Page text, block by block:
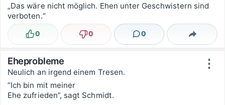
„Das wäre nicht möglich. Ehen unter Geschwistern sind
verboten.“
Lustig
0 Nicht lustig
0 0
Kommentare Teilen
⋮
Eheprobleme
Neulich an irgend einem Tresen.
“Ich bin mit meiner
Ehe zufrieden”, sagt Schmidt.